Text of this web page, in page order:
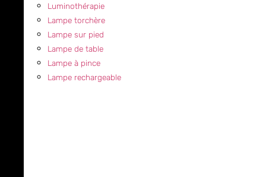
Luminothérapie
Lampe torchère
Lampe sur pied
Lampe de table
Lampe à pince
Lampe rechargeable